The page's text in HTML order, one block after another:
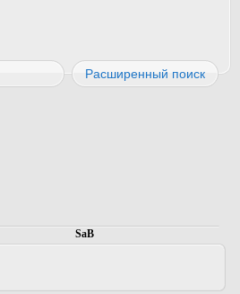
Расширенный поиск
SaB